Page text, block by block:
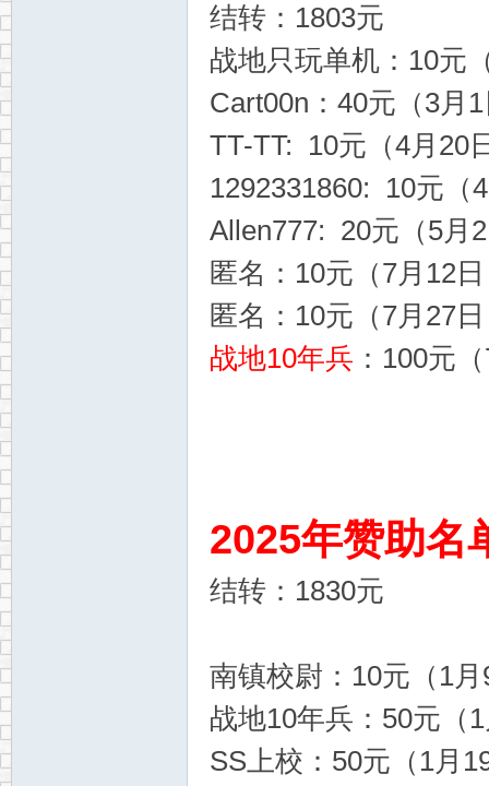
结转：1803元
战地只玩单机：10元
Cart00n：40元（3月
TT-TT: 10元（4月20
1292331860: 10元（
Allen777: 20元（5月
匿名：10元（7月12
匿名：10元（7月27
战地10年兵 ：100元
2025年赞助名
结转：1830元
南镇校尉：10元（1
战地10年兵：50元（
SS上校：50元（1月